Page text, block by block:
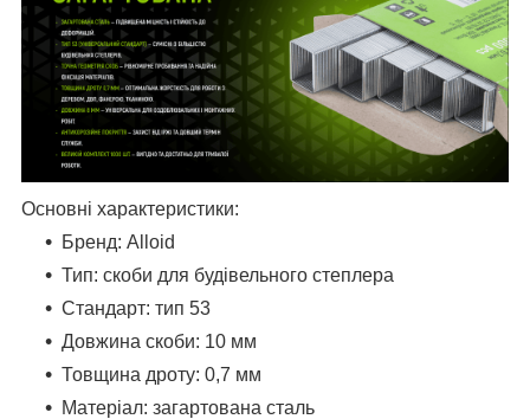
Основні характеристики:
Бренд: Alloid
Тип: скоби для будівельного степлера
Стандарт: тип 53
Довжина скоби: 10 мм
Товщина дроту: 0,7 мм
Матеріал: загартована сталь